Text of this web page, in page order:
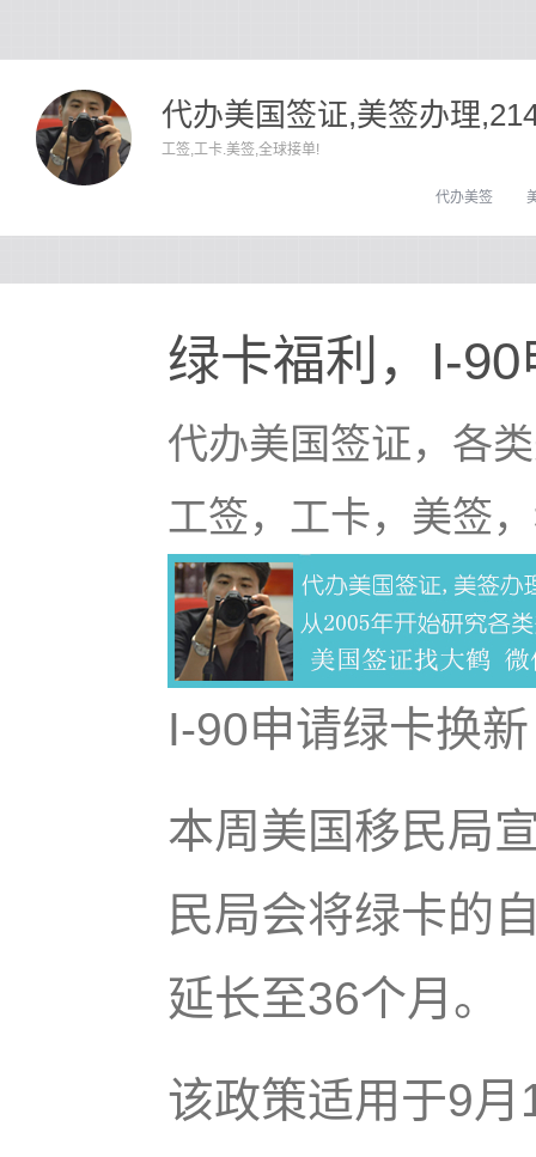
代办美国签证,美签办理
工签,工卡.美签,全球接单!
代办美签
绿卡福利，I-
代办美国签证，各
工签，工卡，美签
I-90申请绿卡换
本周美国移民局
民局会将绿卡的
延长至36个月。
该政策适用于9